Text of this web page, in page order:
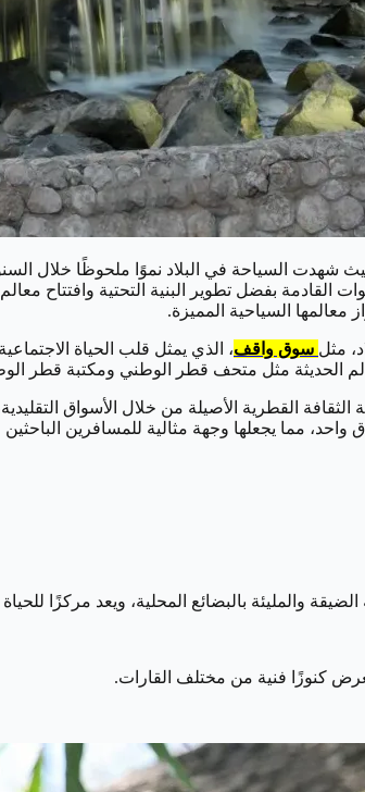
شهدت السياحة في البلاد نموًا ملحوظًا خلال
السنوات القادمة بفضل تطوير البنية التحتية
مثل سوق واقف، الذي يمثل قلب الحياة
الحديثة مثل متحف قطر الوطني ومكتبة قطر
القطرية الأصيلة من خلال الأسواق
مما يجعلها وجهة مثالية للمسافرين
والمليئة بالبضائع المحلية، ويعد مركزًا للحياة
كنوزًا فنية من مختلف القارات.